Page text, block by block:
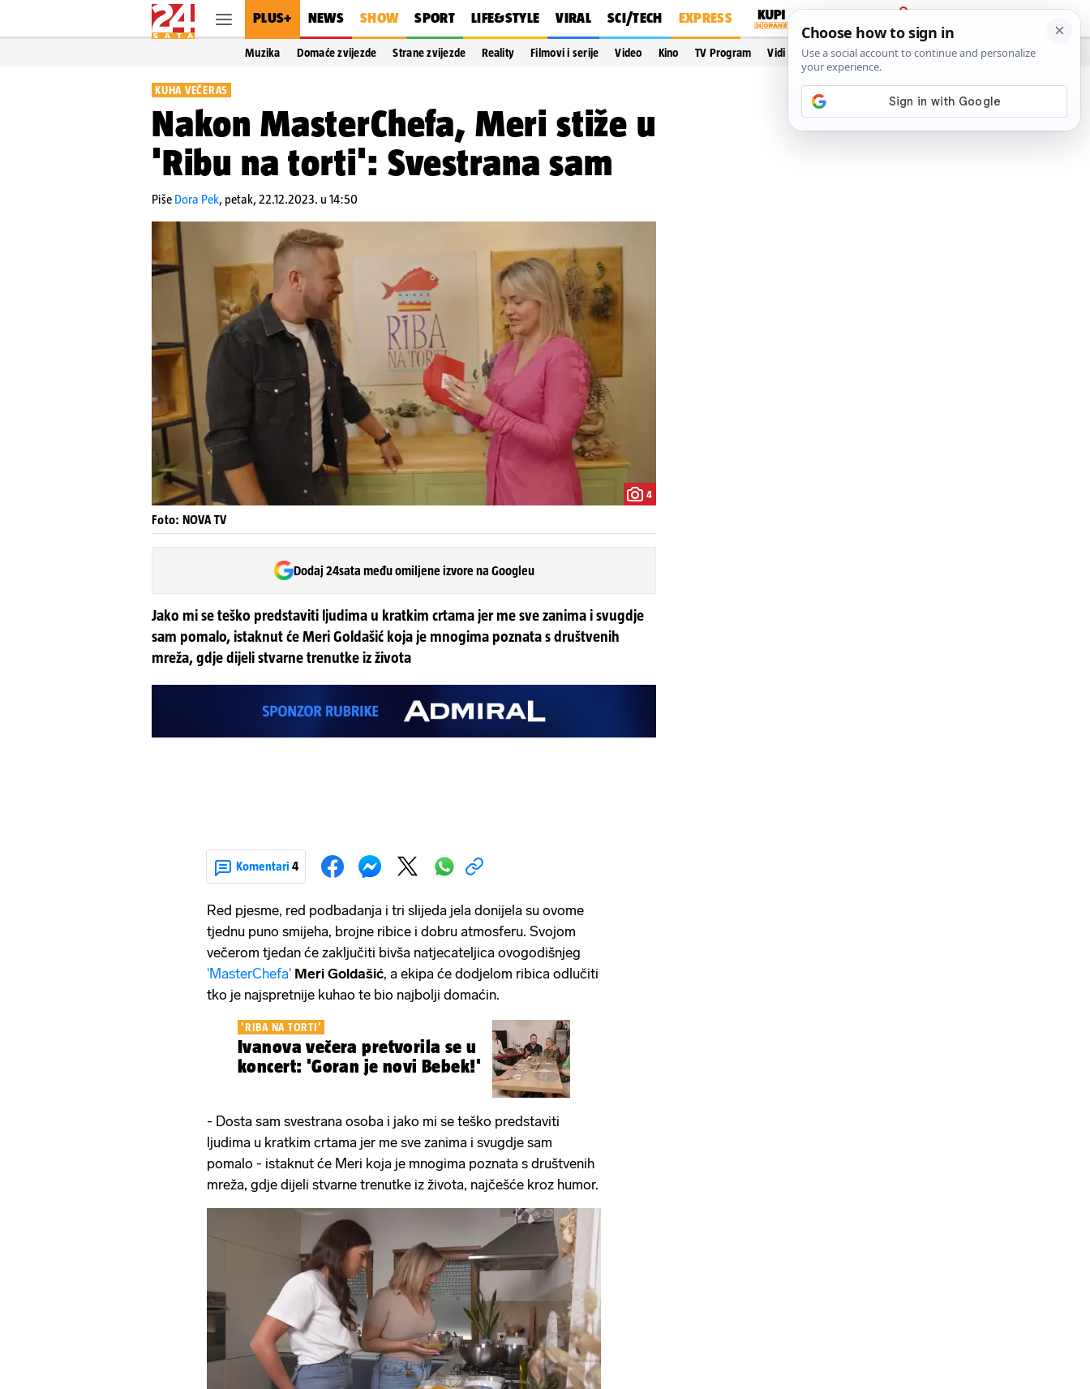
PLUS+ NEWS SHOW SPORT LIFE&STYLE VIRAL SCI/TECH EXPRESS
PRIJAVA
Muzika Domaće zvijezde Strane zvijezde Reality Filmovi i serije Video Kino TV Program Vidi još…
KUHA VEČERAS
Nakon MasterChefa, Meri stiže u
'Ribu na torti': Svestrana sam
Piše Dora Pek, petak, 22.12.2023. u 14:50
4
Foto: NOVA TV
Dodaj 24sata među omiljene izvore na Googleu
Jako mi se teško predstaviti ljudima u kratkim crtama jer me sve zanima i svugdje
sam pomalo, istaknut će Meri Goldašić koja je mnogima poznata s društvenih
mreža, gdje dijeli stvarne trenutke iz života
Komentari 4
Red pjesme, red podbadanja i tri slijeda jela donijela su ovome
tjednu puno smijeha, brojne ribice i dobru atmosferu. Svojom
večerom tjedan će zaključiti bivša natjecateljica ovogodišnjeg
'MasterChefa' Meri Goldašić, a ekipa će dodjelom ribica odlučiti
tko je najspretnije kuhao te bio najbolji domaćin.
'RIBA NA TORTI'
Ivanova večera pretvorila se u
koncert: 'Goran je novi Bebek!'
- Dosta sam svestrana osoba i jako mi se teško predstaviti
ljudima u kratkim crtama jer me sve zanima i svugdje sam
pomalo - istaknut će Meri koja je mnogima poznata s društvenih
mreža, gdje dijeli stvarne trenutke iz života, najčešće kroz humor.